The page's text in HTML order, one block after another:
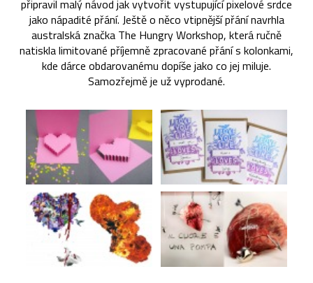
připravil malý návod jak vytvořit vystupující pixelové srdce
jako nápadité přání. Ještě o něco vtipnější přání navrhla
australská značka The Hungry Workshop, která ručně
natiskla limitované příjemně zpracované přání s kolonkami,
kde dárce obdarovanému dopíše jako co jej miluje.
Samozřejmě je už vyprodané.